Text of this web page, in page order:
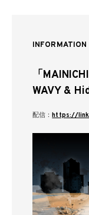
INFORMATION
「
WAVY &
配信：https://